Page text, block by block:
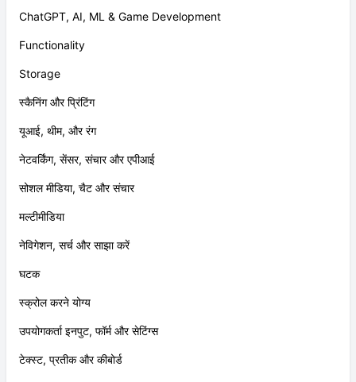
ChatGPT, AI, ML & Game Development
Functionality
Storage
स्कैनिंग और प्रिंटिंग
यूआई, थीम, और रंग
नेटवर्किंग, सेंसर, संचार और एपीआई
सोशल मीडिया, चैट और संचार
मल्टीमीडिया
नेविगेशन, सर्च और साझा करें
घटक
स्क्रोल करने योग्य
उपयोगकर्ता इनपुट, फॉर्म और सेटिंग्स
टेक्स्ट, प्रतीक और कीबोर्ड